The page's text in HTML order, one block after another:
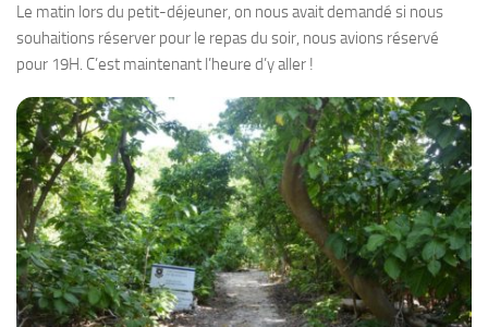
Le matin lors du petit-déjeuner, on nous avait demandé si nous
souhaitions réserver pour le repas du soir, nous avions réservé
pour 19H. C’est maintenant l’heure d’y aller !